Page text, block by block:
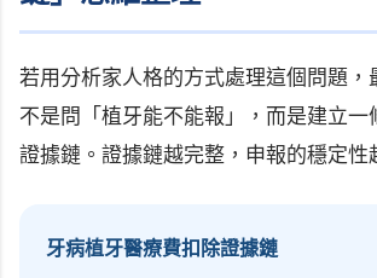
若用分析家人格的方式處理這個問題，
不是問「植牙能不能報」，而是建立一
證據鏈。證據鏈越完整，申報的穩定性
牙病植牙醫療費扣除證據鏈